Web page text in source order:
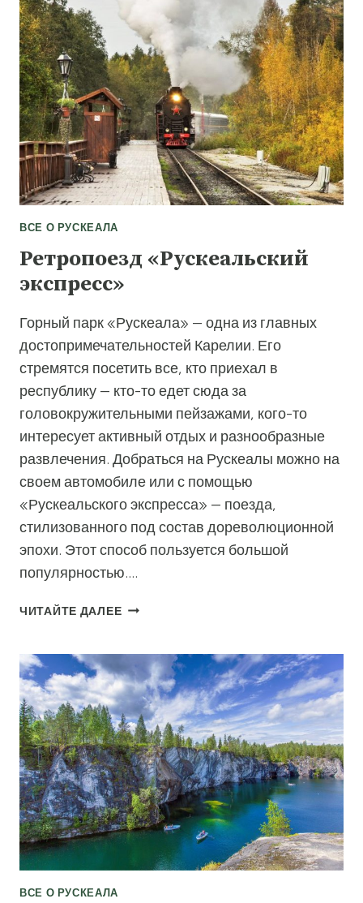
ВСЕ О РУСКЕАЛА
Ретропоезд «Рускеальский
экспресс»
Горный парк «Рускеала» — одна из главных
достопримечательностей Карелии. Его
стремятся посетить все, кто приехал в
республику — кто-то едет сюда за
головокружительными пейзажами, кого-то
интересует активный отдых и разнообразные
развлечения. Добраться на Рускеалы можно на
своем автомобиле или с помощью
«Рускеальского экспресса» — поезда,
стилизованного под состав дореволюционной
эпохи. Этот способ пользуется большой
популярностью….
ЧИТАЙТЕ ДАЛЕЕРЕТРОПОЕЗД
ВСЕ О РУСКЕАЛА